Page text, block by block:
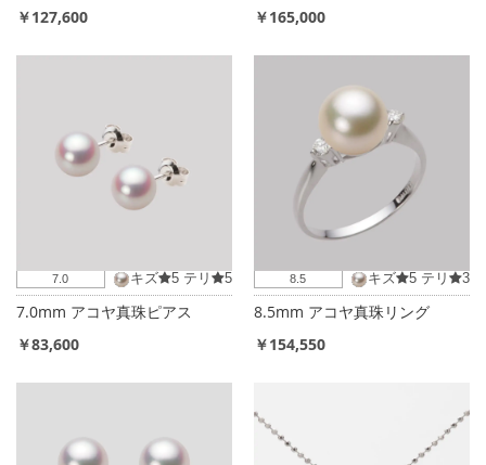
￥127,600 ￥165,000
7.0 キズ 5 テリ 5
7.0mm アコヤ真珠ピアス
￥83,600
8.5 キズ 5 テリ 3
8.5mm アコヤ真珠リング
￥154,550